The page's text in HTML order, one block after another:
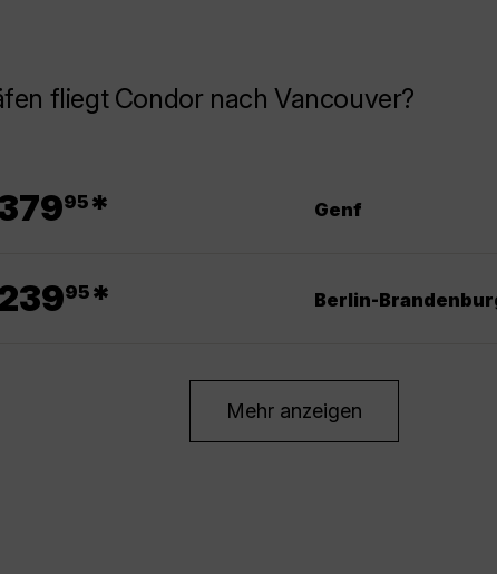
fliegt Condor nach Vancouver?
95 * Genf
95 * Berlin-
Mehr anzeigen